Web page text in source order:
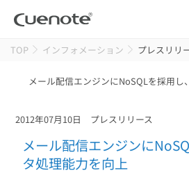
製品
メールリレーサーバー
会員獲得／ニーズ把握
サポート
TOP インフォメーション プレスリリ
メール配信エンジンにNoSQLを採用し
2012年07月10日 プレスリリース
メール配信エンジンに
タ処理能力を向上